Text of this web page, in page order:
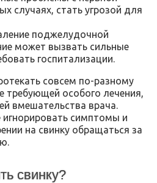
случаях, стать угрозой для
поджелудочной
может вызвать сильные
госпитализации.
совсем по-разному
особого лечения,
вмешательства врача.
симптомы и
на свинку обращаться за
свинку?